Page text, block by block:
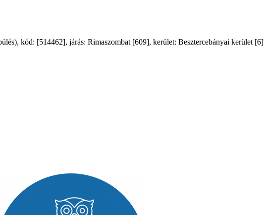
kód: [514462], járás: Rimaszombat [609], kerület: Besztercebányai kerület [6]